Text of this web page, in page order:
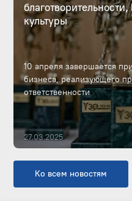
культуры
10 апреля завершается
бизнеса, реализующего
ответственности
27.03.2025
Ко всем новостям